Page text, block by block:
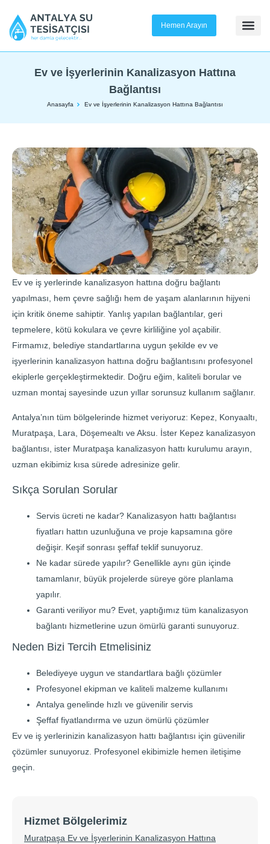
Hemen Arayın
Ev ve İşyerlerinin Kanalizasyon Hattına
Bağlantısı
Anasayfa Ev ve İşyerlerinin Kanalizasyon Hattına Bağlantısı
Ev ve iş yerlerinde kanalizasyon hattına doğru bağlantı
yapılması, hem çevre sağlığı hem de yaşam alanlarının hijyeni
için kritik öneme sahiptir. Yanlış yapılan bağlantılar, geri
tepmelere, kötü kokulara ve çevre kirliliğine yol açabilir.
Firmamız, belediye standartlarına uygun şekilde ev ve
işyerlerinin kanalizasyon hattına doğru bağlantısını profesyonel
ekiplerle gerçekleştirmektedir. Doğru eğim, kaliteli borular ve
uzman montaj sayesinde uzun yıllar sorunsuz kullanım sağlanır.
Antalya’nın tüm bölgelerinde hizmet veriyoruz: Kepez, Konyaaltı,
Muratpaşa, Lara, Döşemealtı ve Aksu. İster Kepez kanalizasyon
bağlantısı, ister Muratpaşa kanalizasyon hattı kurulumu arayın,
uzman ekibimiz kısa sürede adresinize gelir.
Sıkça Sorulan Sorular
Servis ücreti ne kadar? Kanalizasyon hattı bağlantısı
fiyatları hattın uzunluğuna ve proje kapsamına göre
değişir. Keşif sonrası şeffaf teklif sunuyoruz.
Ne kadar sürede yapılır? Genellikle aynı gün içinde
tamamlanır, büyük projelerde süreye göre planlama
yapılır.
Garanti veriliyor mu? Evet, yaptığımız tüm kanalizasyon
bağlantı hizmetlerine uzun ömürlü garanti sunuyoruz.
Neden Bizi Tercih Etmelisiniz
Belediyeye uygun ve standartlara bağlı çözümler
Profesyonel ekipman ve kaliteli malzeme kullanımı
Antalya genelinde hızlı ve güvenilir servis
Şeffaf fiyatlandırma ve uzun ömürlü çözümler
Ev ve iş yerlerinizin kanalizasyon hattı bağlantısı için güvenilir
çözümler sunuyoruz. Profesyonel ekibimizle hemen iletişime
geçin.
Hizmet Bölgelerimiz
Muratpaşa Ev ve İşyerlerinin Kanalizasyon Hattına